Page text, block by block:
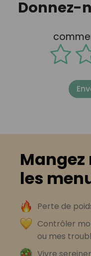
Donnez-
les
Perte de
Contrôler
ou mes